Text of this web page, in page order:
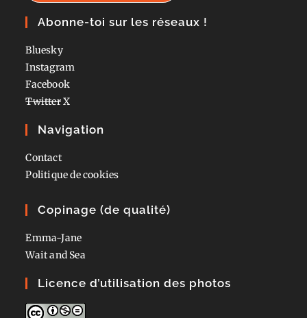
Abonne-toi sur les réseaux !
Bluesky
Instagram
Facebook
TwitterX
Navigation
Contact
Politique de cookies
Copinage (de qualité)
Emma-Jane
Wait and Sea
Licence d’utilisation des photos